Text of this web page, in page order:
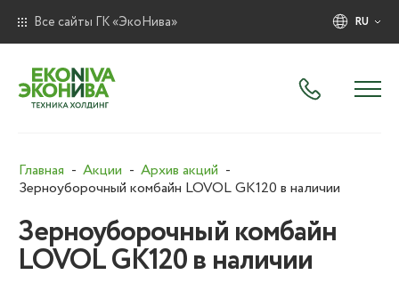
Все сайты ГК «ЭкоНива» RU
Главная Акции
Архив акций
Зерноуборочный комбайн LOVOL GK120 в наличии
Зерноуборочный комбайн
LOVOL GK120 в наличии